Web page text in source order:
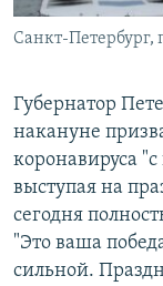
Санкт-Петербург,
Губернатор
накануне
коронавируса
выступая на
сегодня
"Это ваша
сильной.